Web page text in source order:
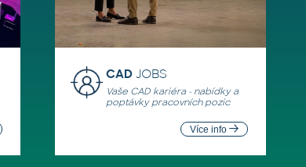
CADJOBS
Vaše CAD kariéra - nabídky a
poptávky pracovních pozic
Více info